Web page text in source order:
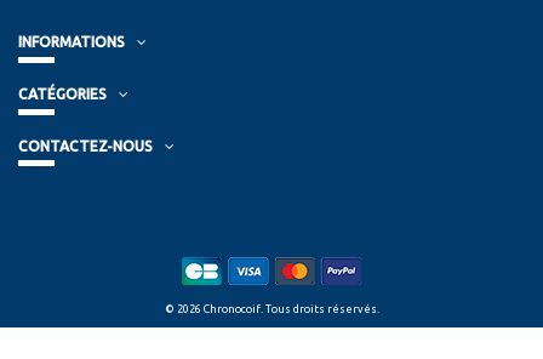
INFORMATIONS
CATÉGORIES
CONTACTEZ-NOUS
© 2026 Chronocoif. Tous droits réservés.